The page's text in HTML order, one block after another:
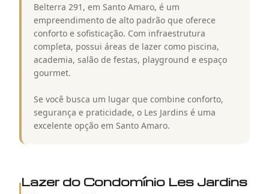
Belterra 291, em Santo Amaro, é um
empreendimento de alto padrão que oferece
conforto e sofisticação. Com infraestrutura
completa, possui áreas de lazer como piscina,
academia, salão de festas, playground e espaço
gourmet.
Se você busca um lugar que combine conforto,
segurança e praticidade, o Les Jardins é uma
excelente opção em Santo Amaro.
Lazer do Condomínio Les Jardins